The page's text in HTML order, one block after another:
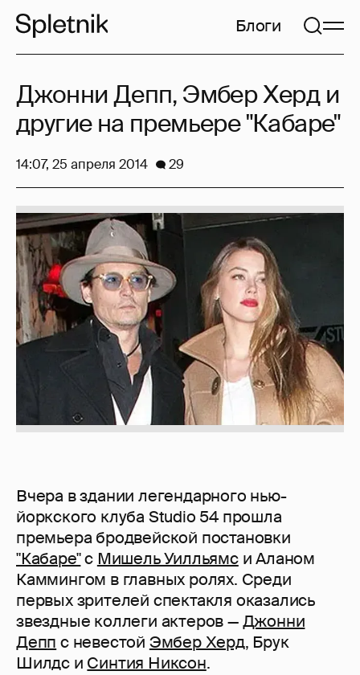
Блоги
Вчера в здании легендарного нью-
йоркского клуба Studio 54 прошла
премьера бродвейской постановки
"Кабаре"с Мишель Уилльямси Аланом
Каммингом в главных ролях. Среди
первых зрителей спектакля оказались
звездные коллеги актеров —Джонни
Депп с невестой Эмбер Херд, Брук
Шилдс и Синтия Никсон.
Джонни Депп, Эмбер Херд и
другие на премьере "Кабаре"
14:07, 25 апреля 2014 29